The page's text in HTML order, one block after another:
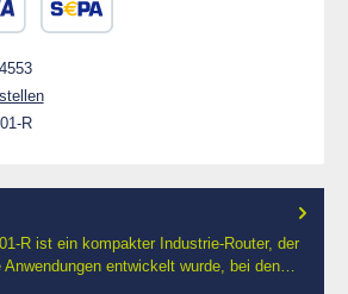
R
R ist ein kompakter Industrie-Router, der
entwickelt wurde, bei den…